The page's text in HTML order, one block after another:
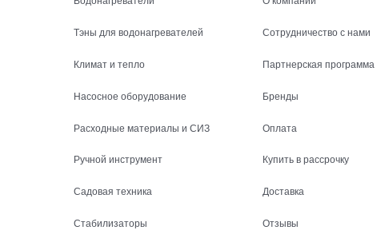
Тэны для водонагревателей
Климат и тепло
Насосное оборудование
Расходные материалы и СИЗ
Ручной инструмент
Садовая техника
Стабилизаторы
Сотрудничество с нами
Партнерская программа
Бренды
Оплата
Купить в рассрочку
Доставка
Отзывы